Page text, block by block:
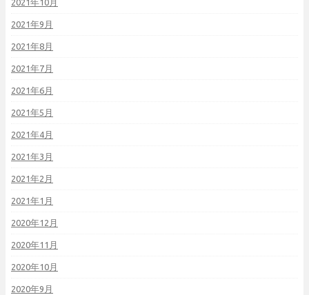
2021年10月
2021年9月
2021年8月
2021年7月
2021年6月
2021年5月
2021年4月
2021年3月
2021年2月
2021年1月
2020年12月
2020年11月
2020年10月
2020年9月